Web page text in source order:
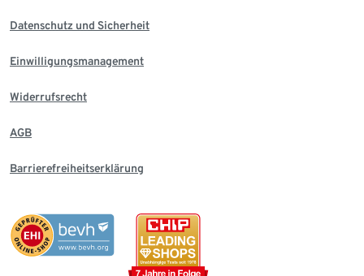
Datenschutz und Sicherheit
Einwilligungsmanagement
Widerrufsrecht
AGB
Barrierefreiheitserklärung